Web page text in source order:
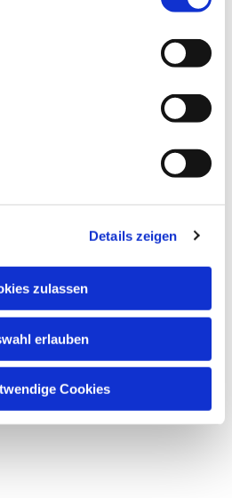
Details zeigen
zulassen
erlauben
Cookies
Sie auch